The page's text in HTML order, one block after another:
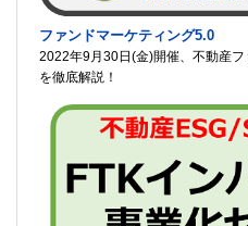
ファンドマーケティング5.0
2022年9月30日(金)開催、不動産
を徹底解説！